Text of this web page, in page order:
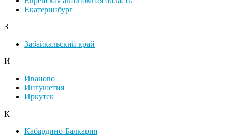
Екатеринбург
З
Забайкальский край
И
Иваново
Ингушетия
Иркутск
К
Кабардино-Балкария